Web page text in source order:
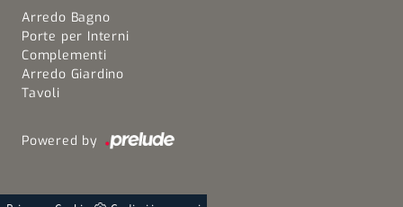
Arredo Bagno
Porte per Interni
Complementi
Arredo Giardino
Tavoli
Powered by